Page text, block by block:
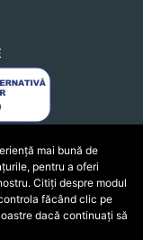
mai bună de
pentru a oferi
Citiți despre modul
făcând clic pe
dacă continuați să